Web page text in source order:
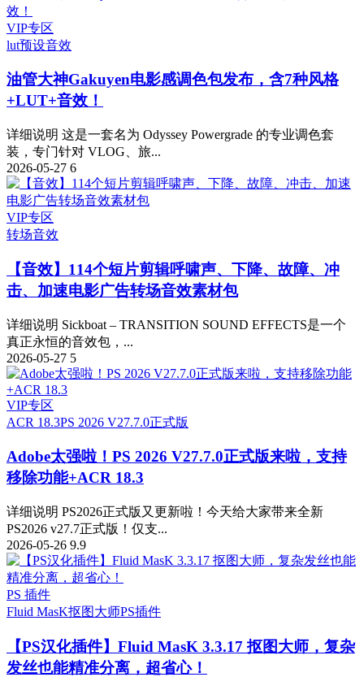
VIP专区
lut预设音效
油管大神Gakuyen电影感调色包发布，含7种风格
+LUT+音效！
详细说明 这是一套名为 Odyssey Powergrade 的专业调色套
装，专门针对 VLOG、旅...
2026-05-27 6
VIP专区
转场音效
【音效】114个短片剪辑呼啸声、下降、故障、冲
击、加速电影广告转场音效素材包
详细说明 Sickboat – TRANSITION SOUND EFFECTS是一个
真正永恒的音效包，...
2026-05-27 5
VIP专区
ACR 18.3PS 2026 V27.7.0正式版
Adobe太强啦！PS 2026 V27.7.0正式版来啦，支持
移除功能+ACR 18.3
详细说明 PS2026正式版又更新啦！今天给大家带来全新
PS2026 v27.7正式版！仅支...
2026-05-26 9.9
PS 插件
Fluid MasK抠图大师PS插件
【PS汉化插件】Fluid MasK 3.3.17 抠图大师，复杂
发丝也能精准分离，超省心！